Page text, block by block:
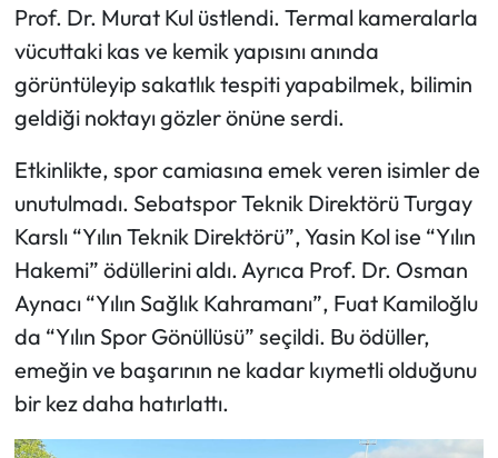
Prof. Dr. Murat Kul üstlendi. Termal kameralarla
vücuttaki kas ve kemik yapısını anında
görüntüleyip sakatlık tespiti yapabilmek, bilimin
geldiği noktayı gözler önüne serdi.
Etkinlikte, spor camiasına emek veren isimler de
unutulmadı. Sebatspor Teknik Direktörü Turgay
Karslı “Yılın Teknik Direktörü”, Yasin Kol ise “Yılın
Hakemi” ödüllerini aldı. Ayrıca Prof. Dr. Osman
Aynacı “Yılın Sağlık Kahramanı”, Fuat Kamiloğlu
da “Yılın Spor Gönüllüsü” seçildi. Bu ödüller,
emeğin ve başarının ne kadar kıymetli olduğunu
bir kez daha hatırlattı.